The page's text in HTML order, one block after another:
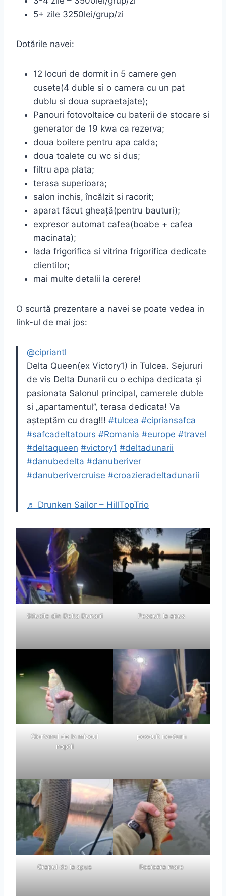
5+ zile 3250lei/grup/zi
Dotările navei:
12 locuri de dormit in 5 camere gen
cusete(4 duble si o camera cu un pat
dublu si doua supraetajate);
Panouri fotovoltaice cu baterii de stocare si
generator de 19 kwa ca rezerva;
doua boilere pentru apa calda;
doua toalete cu wc si dus;
filtru apa plata;
terasa superioara;
salon inchis, încălzit si racorit;
aparat făcut gheață(pentru bauturi);
expresor automat cafea(boabe + cafea
macinata);
lada frigorifica si vitrina frigorifica dedicate
clientilor;
mai multe detalii la cerere!
O scurtă prezentare a navei se poate vedea in
link-ul de mai jos:
@cipriantl
Delta Queen(ex Victory1) in Tulcea. Sejururi
de vis Delta Dunarii cu o echipa dedicata și
pasionata Salonul principal, camerele duble
si „apartamentul”, terasa dedicata! Va
așteptăm cu drag!!! #tulcea #cipriansafca
#safcadeltatours #Romania #europe #travel
#deltaqueen #victory1 #deltadunarii
#danubedelta #danuberiver
#danuberivercruise #croazieradeltadunarii
♬ Drunken Sailor – HillTopTrio
Stiucile din Delta Dunarii Pescuit la apus
Ciortanul de la mizeul
noptii
pescuit nocturn
Crapul de la apus Rosioara mare